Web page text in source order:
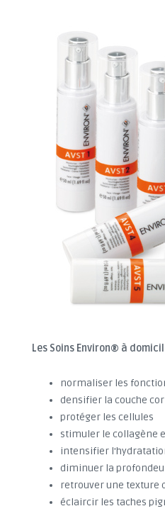
Les Soins Environ® à
normaliser les
densifier la couche
protéger les cellules
stimuler le collagène
intensifier
diminuer la
retrouver une texture
éclaircir les taches